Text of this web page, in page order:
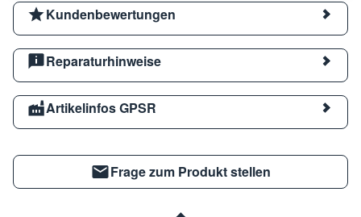
Kundenbewertungen
Reparaturhinweise
Artikelinfos GPSR
Frage zum Produkt stellen